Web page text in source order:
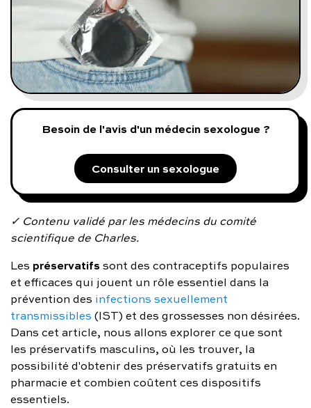
Notre approche médicale
Prenez soin de vous :
Vous avez des questions :
01 86 65 17 33
contact@charles.co
Besoin de l'avis d'un médecin sexologue ?
Consulter un sexologue
✓ Contenu validé par les médecins du comité
scientifique de Charles.
Les préservatifssont des contraceptifs populaires
et efficaces qui jouent un rôle essentiel dans la
prévention des infections sexuellement
transmissibles (IST) et des grossesses non désirées.
Dans cet article, nous allons explorer ce que sont
les préservatifs masculins, où les trouver, la
possibilité d'obtenir des préservatifs gratuits en
pharmacie et combien coûtent ces dispositifs
essentiels.